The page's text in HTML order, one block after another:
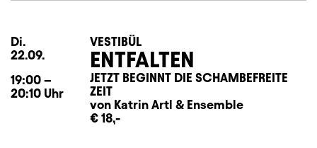
Di.
22.09.
19:00 –
20:10 Uhr
VESTIBÜL
ENTFALTEN
JETZT BEGINNT DIE SCHAMBEFREITE
ZEIT
von Katrin Artl & Ensemble
€ 18,-